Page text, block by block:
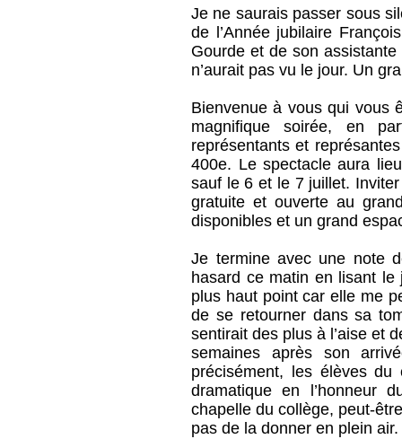
Je ne saurais passer sous
de l’Année jubilaire
Gourde et de son
n’aurait pas vu le jour. Un
Bienvenue à vous qui vous
magnifique soirée, en
représentants et
400e. Le spectacle aura
sauf le 6 et le 7 juillet.
gratuite et ouverte au
disponibles et un grand
Je termine avec une note
hasard ce matin en lisant le
plus haut point car elle me
de se retourner dans sa
sentirait des plus à l’aise et
semaines après son
précisément, les élèves
dramatique en l’honneur
chapelle du collège, peut-
pas de la donner en plein air.